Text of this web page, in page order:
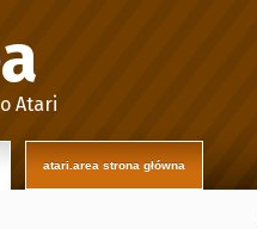
Atari
atari.area strona główna